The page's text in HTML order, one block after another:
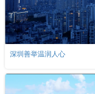
深圳善举温润人心